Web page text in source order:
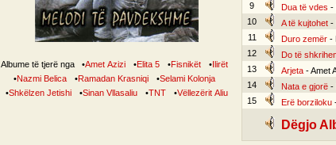
Albume të tjerë nga •Amet Azizi •Elita 5 •Fisnikët •Ilirët
•Nazmi Belica •Ramadan Krasniqi •Selami Kolonja
•Shkëlzen Jetishi •Sinan Vllasaliu •TNT •Vëllezërit Aliu
9
Dua të vdes -
10
A të kujtohet-
11
Duro zemër-
12
Do të
13
Arjeta- Amet
14
Nata e gjorë-
15
Erë borziloku-
Dëgjo